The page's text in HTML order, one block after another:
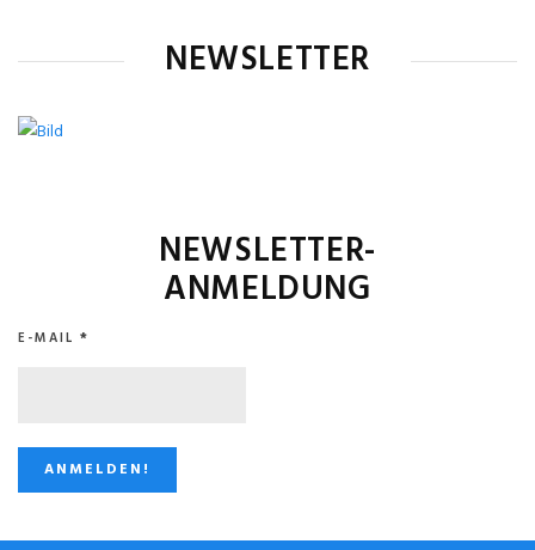
NEWSLETTER
NEWSLETTER-
ANMELDUNG
E-MAIL *